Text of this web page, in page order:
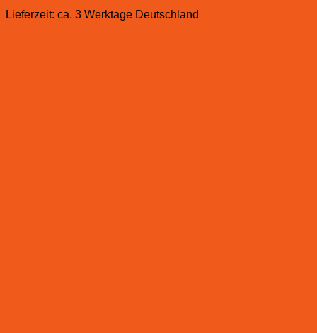
Lieferzeit: ca. 3 Werktage Deutschland